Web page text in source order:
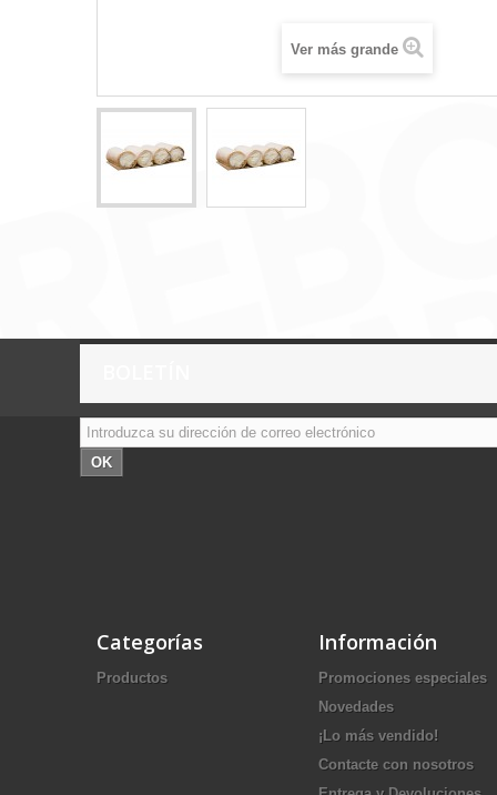
Ver más grande
OK
Categorías
Productos
Información
Promociones especiales
Novedades
¡Lo más vendido!
Contacte con nosotros